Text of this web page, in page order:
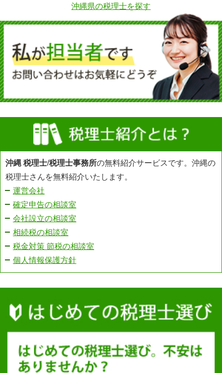
沖縄県の税理士を探す
沖縄 税理士/税理士事務所の無料紹介サービスです。沖縄の
税理士さんを無料紹介いたします。
運営会社
確定申告の相談室
会社設立の相談室
相続税の相談室
税金対策 節税の相談室
個人情報保護方針